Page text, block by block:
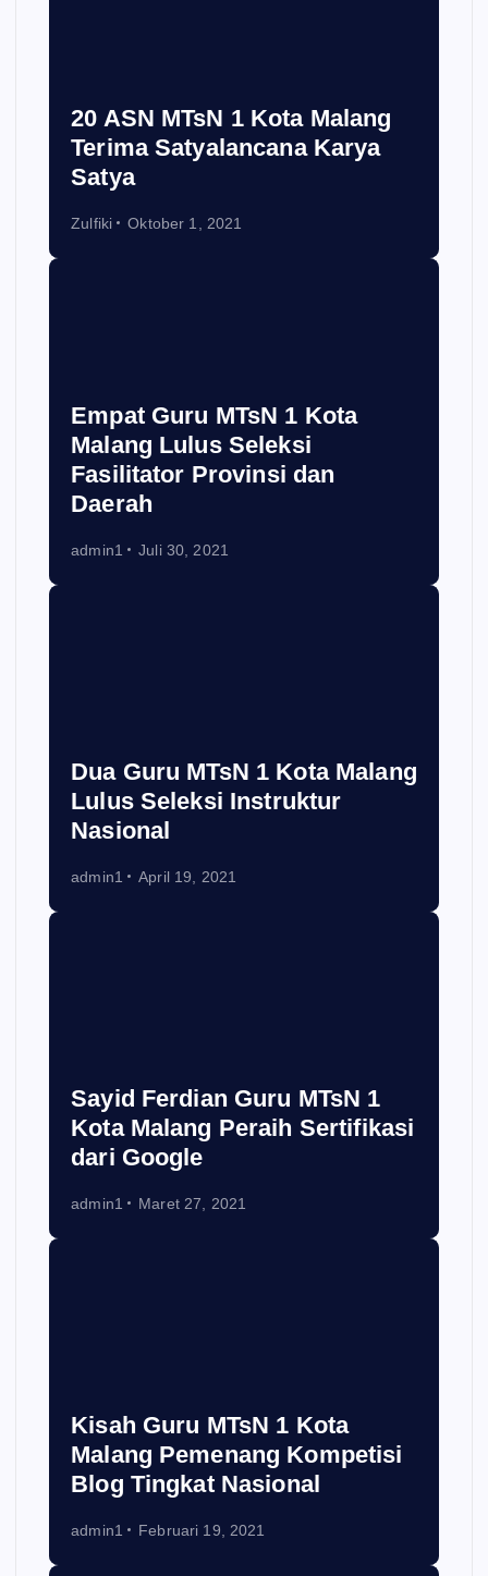
20 ASN MTsN 1 Kota Malang
Terima Satyalancana Karya
Satya
Zulfiki Oktober 1, 2021
Empat Guru MTsN 1 Kota
Malang Lulus Seleksi
Fasilitator Provinsi dan
Daerah
admin1 Juli 30, 2021
Dua Guru MTsN 1 Kota Malang
Lulus Seleksi Instruktur
Nasional
admin1 April 19, 2021
Sayid Ferdian Guru MTsN 1
Kota Malang Peraih Sertifikasi
dari Google
admin1 Maret 27, 2021
Kisah Guru MTsN 1 Kota
Malang Pemenang Kompetisi
Blog Tingkat Nasional
admin1 Februari 19, 2021